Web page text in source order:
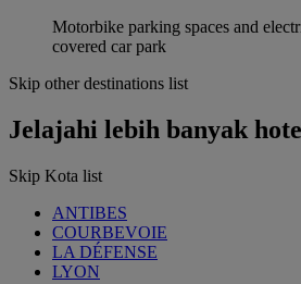
Motorbike parking spaces and
covered car park
Skip other destinations list
Jelajahi lebih banyak
Skip Kota list
ANTIBES
COURBEVOIE
LA DÉFENSE
LYON